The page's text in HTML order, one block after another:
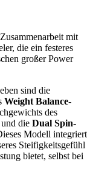
mit
die ein festeres
großer Power
sind die
Weight Balance-
des
die Dual Spin-
Modell integriert
Steifigkeitsgefühl
bietet, selbst bei